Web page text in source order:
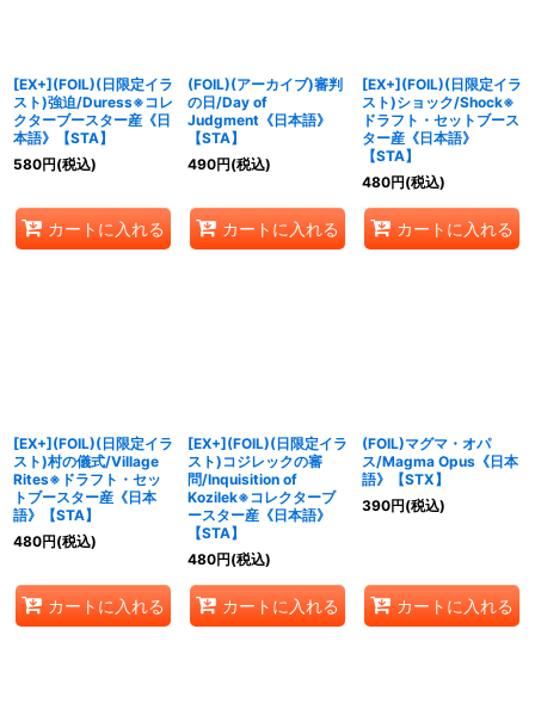
[EX+](FOIL)(日限定イラ
スト)強迫/Duress※コレ
クターブースター産《日
本語》【STA】
580円(税込)
カートに入れる
(FOIL)(アーカイブ)審判
の日/Day of
Judgment《日本語》
【STA】
490円(税込)
カートに入れる
[EX+](FOIL)(日限定イラ
スト)ショック/Shock※
ドラフト・セットブース
ター産《日本語》
【STA】
480円(税込)
カートに入れる
[EX+](FOIL)(日限定イラ
スト)村の儀式/Village
Rites※ドラフト・セッ
トブースター産《日本
語》【STA】
480円(税込)
カートに入れる
[EX+](FOIL)(日限定イラ
スト)コジレックの審
問/Inquisition of
Kozilek※コレクターブ
ースター産《日本語》
【STA】
480円(税込)
カートに入れる
(FOIL)マグマ・オパ
ス/Magma Opus《日本
語》【STX】
390円(税込)
カートに入れる